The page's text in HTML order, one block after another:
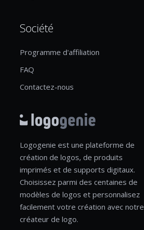
Société
Programme d'affiliation
FAQ
Contactez-nous
Logogenie est une plateforme de
création de logos, de produits
imprimés et de supports digitaux.
Choisissez parmi des centaines de
modèles de logos et personnalisez
facilement votre création avec notre
créateur de logo.